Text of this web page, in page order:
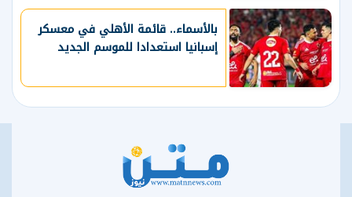
بالأسماء.. قائمة الأهلي في معسكر
إسبانيا استعدادا للموسم الجديد